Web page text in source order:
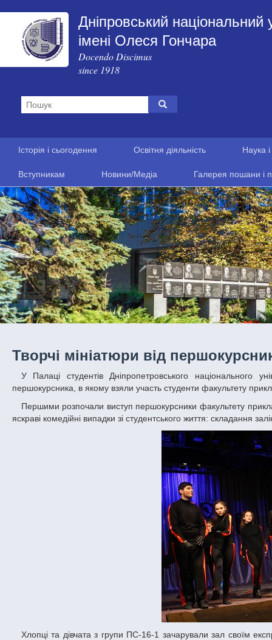
Дніпровський національний
імені Олеся Гончара
Docendo Discimus
since 1918
Історія і сьогодення Освітня діяльність Наука
Вступникам Новини/Медіа Галерея пошани і
Творчі мініатюри від
У Палаці студентів Дніпропетровського національного університету імені Олеся Гончара відбулося довгоочікуване свято – День
першокурсника, в якому взяли участь студенти факультету
Першими розпочали виступ першокурсники факультету прикладної математики групи ПА-16-1, 2, які продемонстрували в своїх мініатюрах
яскраві комедійні випадки зі студентського життя: складання
Хлопці та дівчата з групи ПС-16-1 зачарували зал своїм експресивним танцем, а також представили відео з життя студентів напередодні